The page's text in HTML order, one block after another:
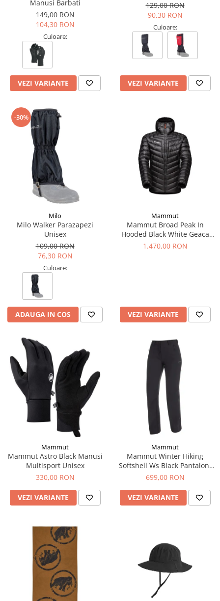
Manusi Barbati
149,00 RON
104,30 RON
Culoare:
VEZI VARIANTE
129,00 RON
90,30 RON
Culoare:
VEZI VARIANTE
-30%
Milo
Milo Walker Parazapezi
Unisex
109,00 RON
76,30 RON
Culoare:
ADAUGA IN COS
Mammut
Mammut Broad Peak In
Hooded Black White Geaca
Puf Alpinism Barbati
1.470,00 RON
VEZI VARIANTE
Mammut
Mammut Astro Black Manusi
Multisport Unisex
330,00 RON
VEZI VARIANTE
Mammut
Mammut Winter Hiking
Softshell Ws Black Pantaloni
Drumetie Femei
699,00 RON
VEZI VARIANTE